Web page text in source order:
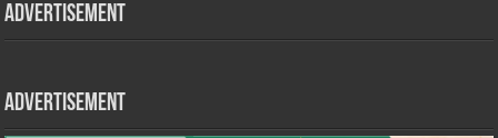
Advertisement
Advertisement